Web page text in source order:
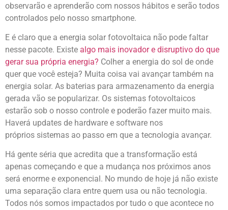
observarão e aprenderão com nossos hábitos e serão todos
controlados pelo nosso smartphone.
E é claro que a energia solar fotovoltaica não pode faltar
nesse pacote. Existe algo mais inovador e disruptivo do que
gerar sua própria energia? Colher a energia do sol de onde
quer que você esteja? Muita coisa vai avançar também na
energia solar. As baterias para armazenamento da energia
gerada vão se popularizar. Os sistemas fotovoltaicos
estarão sob o nosso controle e poderão fazer muito mais.
Haverá updates de hardware e software nos
próprios sistemas ao passo em que a tecnologia avançar.
Há gente séria que acredita que a transformação está
apenas começando e que a mudança nos próximos anos
será enorme e exponencial. No mundo de hoje já não existe
uma separação clara entre quem usa ou não tecnologia.
Todos nós somos impactados por tudo o que acontece no